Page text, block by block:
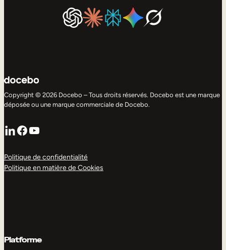
Copyright © 2026 Docebo – Tous droits réservés. Docebo est une marque
déposée ou une marque commerciale de Docebo.
LinkedIn
Facebook
YouTube
Politique de confidentialité
Politique en matière de Cookies
Platforme